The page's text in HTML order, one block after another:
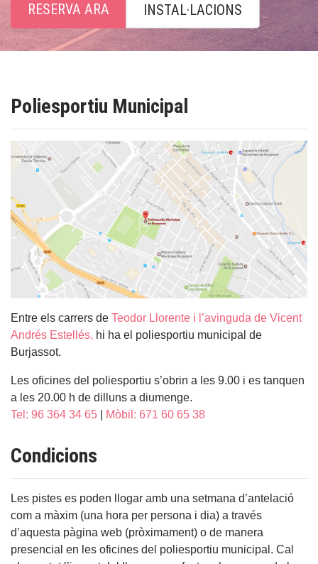
RESERVA ARA INSTAL·LACIONS
Poliesportiu Municipal
Entre els carrers de Teodor Llorente i l’avinguda de Vicent
Andrés Estellés, hi ha el poliesportiu municipal de
Burjassot.
Les oficines del poliesportiu s’obrin a les 9.00 i es tanquen
a les 20.00 h de dilluns a diumenge.
Tel: 96 364 34 65 | Mòbil: 671 60 65 38
Condicions
Les pistes es poden llogar amb una setmana d’antelació
com a màxim (una hora per persona i dia) a través
d’aquesta pàgina web (pròximament) o de manera
presencial en les oficines del poliesportiu municipal. Cal